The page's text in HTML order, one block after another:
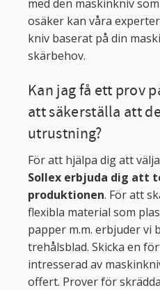
med den maskinkniv
osäker kan våra
kniv baserat på din
skärbehov.
Kan jag få ett prov
att säkerställa att
utrustning?
För att hjälpa dig att
Sollex erbjuda dig att
produktionen. För att
flexibla material som
papper m.m. erbjuder vi
trehålsblad. Skicka en
intresserad av
offert. Prover för